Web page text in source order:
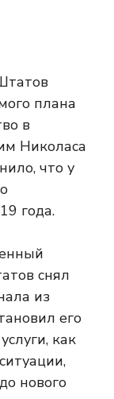
плана
в
Николаса
что у
года.
снял
из
его
как
нового